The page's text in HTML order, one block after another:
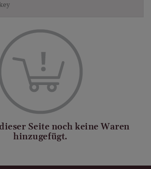
Seite noch keine Waren
hinzugefügt.